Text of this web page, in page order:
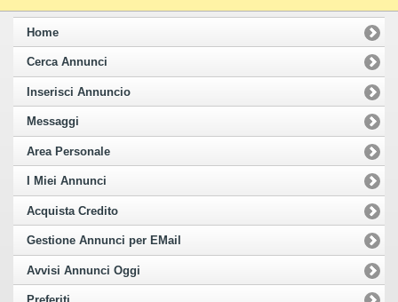
Home
Cerca Annunci
Inserisci Annuncio
Messaggi
Area Personale
I Miei Annunci
Acquista Credito
Gestione Annunci per EMail
Avvisi Annunci Oggi